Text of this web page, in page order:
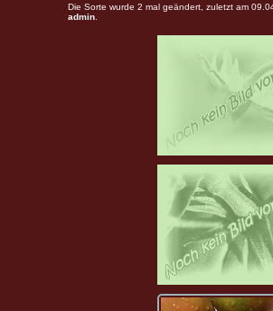
Die Sorte wurde 2 mal geändert, zuletzt am
admin